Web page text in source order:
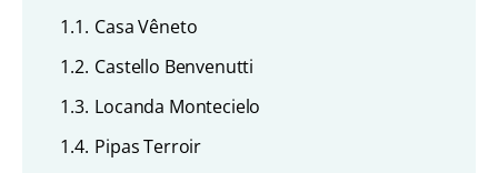
1.1. Casa Vêneto
1.2. Castello Benvenutti
1.3. Locanda Montecielo
1.4. Pipas Terroir